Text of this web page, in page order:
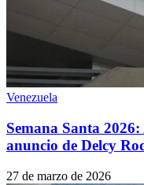
Venezuela
Semana Santa
anuncio de Delcy
27 de marzo de 2026